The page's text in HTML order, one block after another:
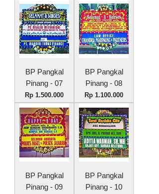
BP Pangkal
Pinang - 07
Harga
Rp 1.500.000
BP Pangkal
Pinang - 08
Harga
Rp 1.100.000
BP Pangkal
Pinang - 09
BP Pangkal
Pinang - 10